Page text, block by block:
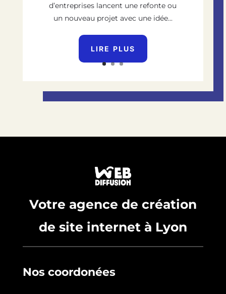
d’entreprises lancent une refonte ou
un nouveau projet avec une idée...
LIRE PLUS
Votre agence de création
de site internet à Lyon
Nos coordonées